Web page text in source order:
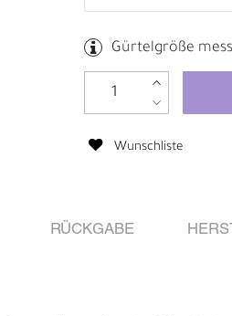
Gürtelgröße
Wunschliste
RÜCKGABE